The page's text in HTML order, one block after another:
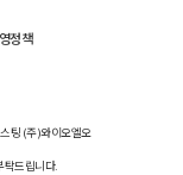
정책
팅 (주)와이오엘오
탁드립니다.